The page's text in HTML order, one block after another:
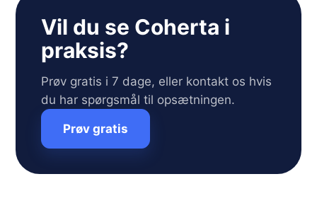
Vil du se Coherta i
praksis?
Prøv gratis i 7 dage, eller kontakt os hvis
du har spørgsmål til opsætningen.
Prøv gratis